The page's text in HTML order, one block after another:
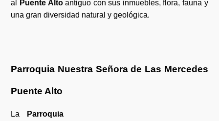
al
Puente Altoantiguo con sus inmuebles, flora, fauna y
una gran diversidad natural y geológica.
Parroquia Nuestra Señora de Las Mercedes
Puente Alto
La
Parroquia